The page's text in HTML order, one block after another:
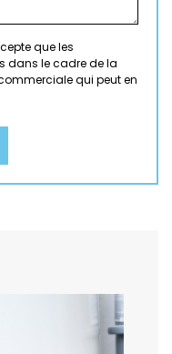
que les
dans le cadre de la
qui peut en